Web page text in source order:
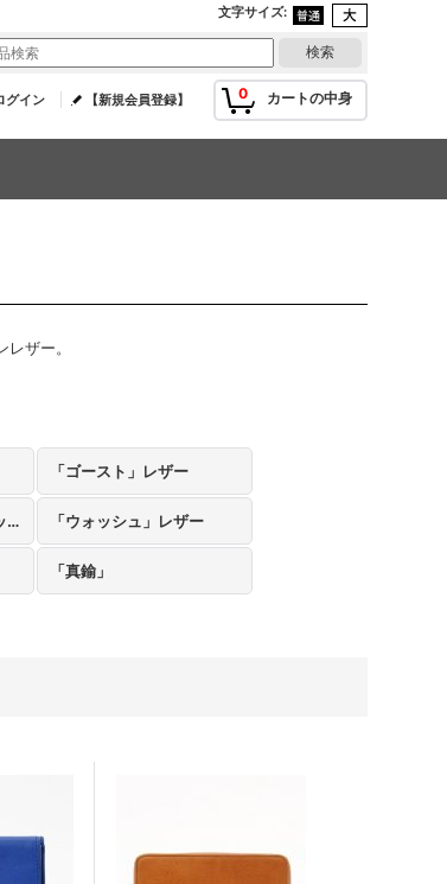
文字サイズ:
0 カートの中身
グイン 【新規会員登録】
ザー。
「ゴースト」レザー
「リスシオ/ミネルバボックス」レザー 「ウォッシュ」レザー
「真鍮」